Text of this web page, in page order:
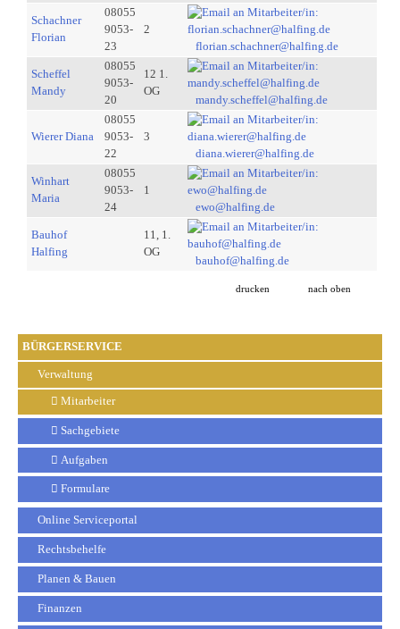
BÜRGERSERVICE
Verwaltung
Mitarbeiter
Sachgebiete
Aufgaben
Formulare
Online Serviceportal
Rechtsbehelfe
Planen & Bauen
Finanzen
Schachner
Florian
08055
9053-
23
2
florian.schachner@halfing.de
Scheffel
Mandy
08055
9053-
20
12 1.
OG
mandy.scheffel@halfing.de
Wierer Diana
08055
9053-
22
3
diana.wierer@halfing.de
Winhart
Maria
08055
9053-
24
1
ewo@halfing.de
Bauhof
Halfing
11, 1.
OG
bauhof@halfing.de
drucken nach oben